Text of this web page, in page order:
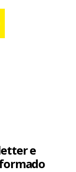
e